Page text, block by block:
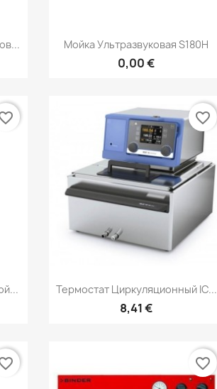
Быстрый просмотр
Мойка Ультразвуковая S180Н
0,00 €
Быстрый просмотр
Термостат Циркуляционный IC...
8,41 €
favorite_border
favorite_border